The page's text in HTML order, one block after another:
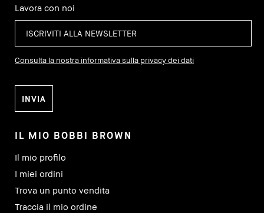
Lavora con noi
Consulta la nostra informativa sulla privacy dei dati
IL MIO BOBBI BROWN
Il mio profilo
I miei ordini
Trova un punto vendita
Traccia il mio ordine